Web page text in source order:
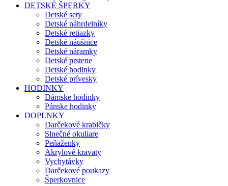
DETSKÉ ŠPERKY
Detské sety
Detské náhrdelníky
Detské retiazky
Detské náušnice
Detské náramky
Detské prstene
Detské hodinky
Detské prívesky
HODINKY
Dámske hodinky
Pánske hodinky
DOPLNKY
Darčekové krabičky
Slnečné okuliare
Peňaženky
Akrylové kravaty
Vychytávky
Darčekové poukazy
Šperkovnice